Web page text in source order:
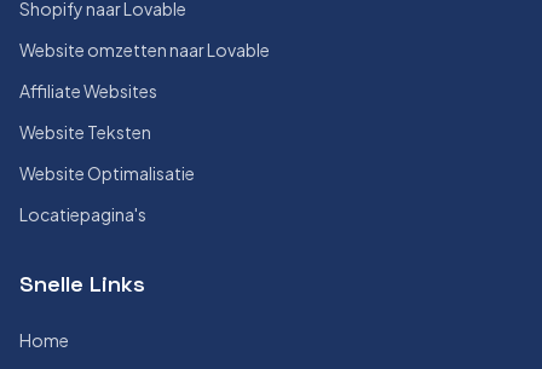
Shopify naar Lovable
Website omzetten naar Lovable
Affiliate Websites
Website Teksten
Website Optimalisatie
Locatiepagina's
Snelle Links
Home